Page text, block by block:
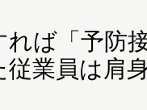
ば「予防
業員は肩